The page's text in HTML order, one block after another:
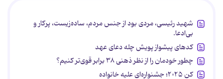
شهید رئیسی، مردی بود از جنس مردم، ساده‌زیست، پرکار و
بی‌ادعا.
کدهای پیشواز پویش چله دعای عهد
چطور خودمان را از نظر ذهنی ۳۸ برابر قوی‌تر کنیم؟
کن ۲۰۲۵؛ جشنواره‌ای علیه خانواده